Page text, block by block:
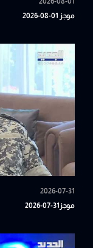
موجز 01-08-2026
2026-07-31
موجز31-07-2026